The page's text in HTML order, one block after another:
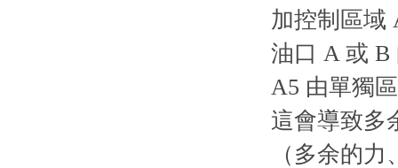
加控制區域
油口 A 或 B
A5 由單獨
這會導致多
（多余的